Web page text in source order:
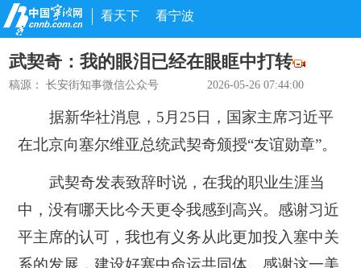
看天下 看宁波
武契奇：我的眼泪已经在眼眶中打转
稿源：长安街知事微信公众号 2026-05-26 07:44:00
据新华社消息，5月25日，国家主席习近平
在北京向塞尔维亚总统武契奇颁授“友谊勋章”。
武契奇发表致辞时说，在我的职业生涯当
中，没有哪天比今天更令我感到高兴。感谢习近
平主席的认可，我也有义务从此更加投入塞中关